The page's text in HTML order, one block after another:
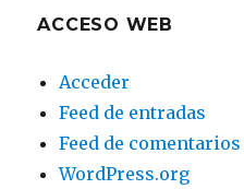
ACCESO WEB
Acceder
Feed de entradas
Feed de comentarios
WordPress.org